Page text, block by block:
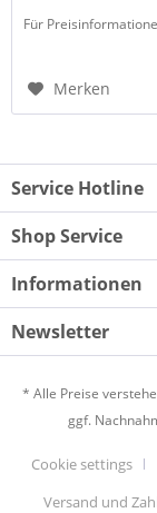
Für
Merken
Service Hotline
Shop Service
Informationen
Newsletter
* Alle Preise
ggf.
Cookie settings
Versand und